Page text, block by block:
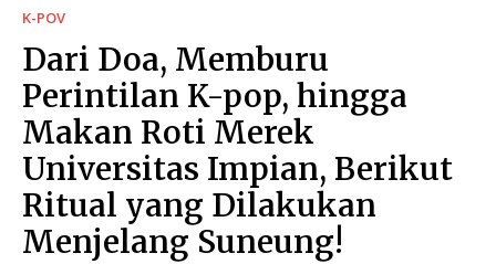
K-POV
Dari Doa, Memburu
Perintilan K-pop, hingga
Makan Roti Merek
Universitas Impian, Berikut
Ritual yang Dilakukan
Menjelang Suneung!